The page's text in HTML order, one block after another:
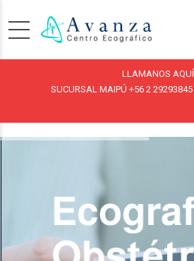
LLAMANOS AQUÍ
SUCURSAL MAIPÚ +56 2 29293845